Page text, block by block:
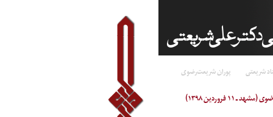
شریعتی پوران شریعت‌رضوی
فروردین ۱۳۹۸)